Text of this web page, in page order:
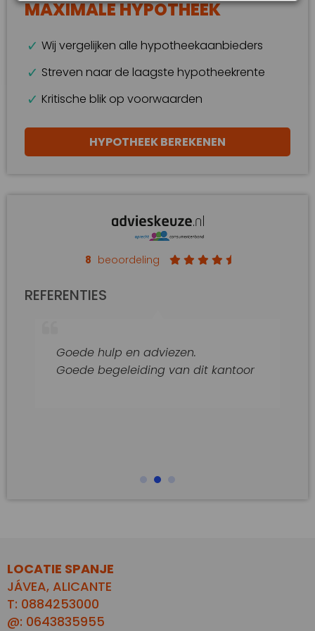
MAXIMALE HYPOTHEEK
Wij vergelijken alle hypotheekaanbieders
Streven naar de laagste hypotheekrente
Kritische blik op voorwaarden
HYPOTHEEK BEREKENEN
8 beoordeling
REFERENTIES
Goede hulp en adviezen.
Goede begeleiding van dit kantoor
LOCATIE SPANJE
JÁVEA, ALICANTE
T: 0884253000
@: 0643835955